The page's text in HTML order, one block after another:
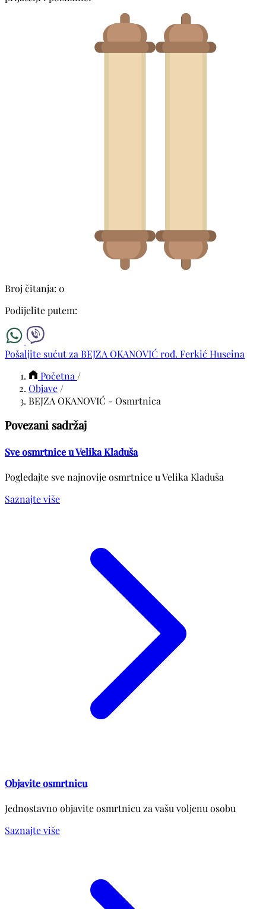
Broj čitanja: 0
Podijelite putem:
Pošaljite sućut za BEJZA OKANOVIĆ rođ. Ferkić Huseina
Početna /
Objave /
BEJZA OKANOVIĆ - Osmrtnica
Povezani sadržaj
Sve osmrtnice u Velika Kladuša
Pogledajte sve najnovije osmrtnice u Velika Kladuša
Saznajte više
Objavite osmrtnicu
Jednostavno objavite osmrtnicu za vašu voljenu osobu
Saznajte više